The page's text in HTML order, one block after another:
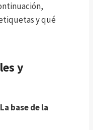
y qué
y
base de la